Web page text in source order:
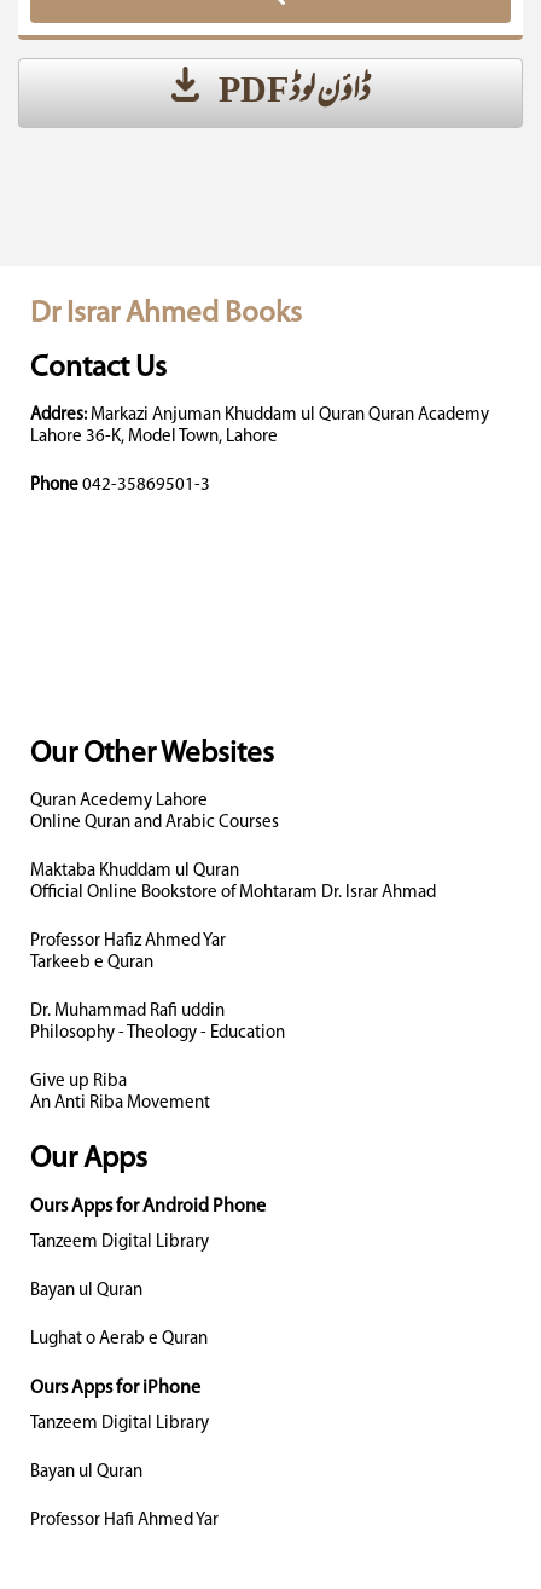
ڈاؤن لوڈ PDF
Dr Israr Ahmed Books
Contact Us
Addres: Markazi Anjuman Khuddam ul Quran Quran Academy
Lahore 36-K, Model Town, Lahore
Phone 042-35869501-3
Our Other Websites
Quran Acedemy Lahore
Online Quran and Arabic Courses
Maktaba Khuddam ul Quran
Official Online Bookstore of Mohtaram Dr. Israr Ahmad
Professor Hafiz Ahmed Yar
Tarkeeb e Quran
Dr. Muhammad Rafi uddin
Philosophy - Theology - Education
Give up Riba
An Anti Riba Movement
Our Apps
Ours Apps for Android Phone
Tanzeem Digital Library
Bayan ul Quran
Lughat o Aerab e Quran
Ours Apps for iPhone
Tanzeem Digital Library
Bayan ul Quran
Professor Hafi Ahmed Yar